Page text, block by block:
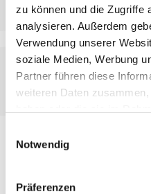
zu können und die Zugriffe
analysieren. Außerdem
Verwendung unserer
soziale Medien, Werbung
Partner führen diese
weiteren Daten
Notwendig
Präferenzen
Vertikaljalousien
ZIP Anlagen
Rollladen
Rollladen Niederhofer
Plissees und Wabenplissees
Raffrollos